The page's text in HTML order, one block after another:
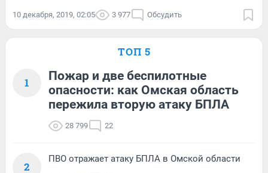
10 декабря, 2019, 02:05 3 977 Обсудить
ТОП 5
1
Пожар и две беспилотные
опасности: как Омская область
пережила вторую атаку БПЛА
28 799 22
2
ПВО отражает атаку БПЛА в Омской области